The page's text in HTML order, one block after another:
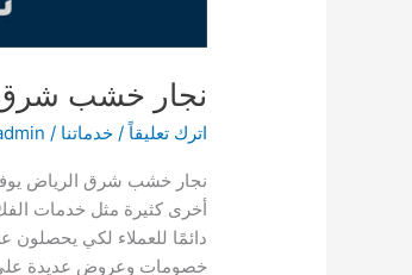
نجار خشب شرق
اترك تعليقاً /خدماتنا /
نجار خشب شرق الرياض يوفر
أخرى كثيرة مثل خدمات الفك
دائمًا للعملاء لكي يحصلون
خصومات وعروض عديدة